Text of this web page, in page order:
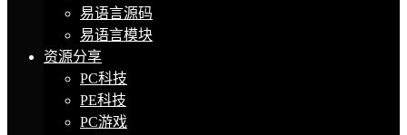
易语言源码
易语言模块
资源分享
PC科技
PE科技
PC游戏